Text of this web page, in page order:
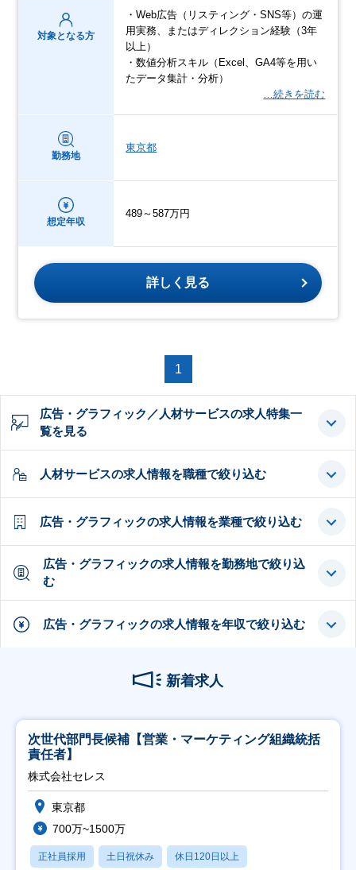
対象となる方
・Web広告（リスティング・SNS等）の運
用実務、またはディレクション経験（3年
以上）
・数値分析スキル（Excel、GA4等を用い
たデータ集計・分析）
…続きを読む
勤務地
東京都
想定年収
489～587万円
詳しく見る
1
広告・グラフィック／人材サービスの求人特集一
覧を見る
人材サービスの求人情報を職種で絞り込む
広告・グラフィックの求人情報を業種で絞り込む
広告・グラフィックの求人情報を勤務地で絞り込
む
広告・グラフィックの求人情報を年収で絞り込む
新着求人
次世代部門長候補【営業・マーケティング組織統括
責任者】
株式会社セレス
東京都
700万~1500万
正社員採用 土日祝休み 休日120日以上